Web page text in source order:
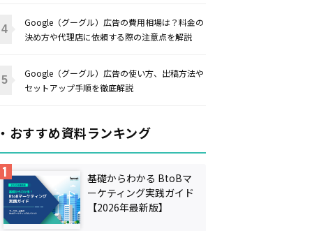
Google（グーグル）広告の費用相場は？料金の
決め方や代理店に依頼する際の注意点を解説
Google（グーグル）広告の使い方、出稿方法や
セットアップ手順を徹底解説
・おすすめ資料ランキング
基礎からわかる BtoBマ
ーケティング実践ガイド
【2026年最新版】